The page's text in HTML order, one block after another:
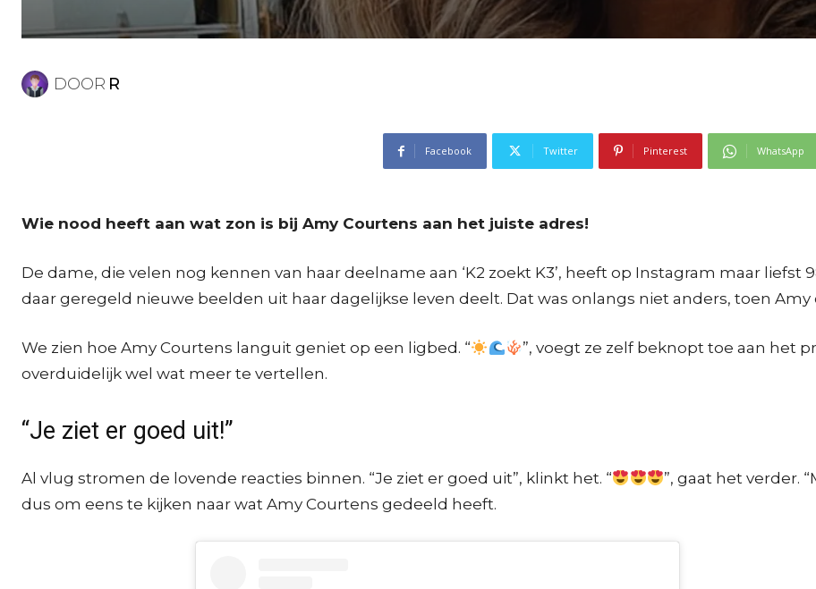
DOOR R
Facebook Twitter Pinterest WhatsApp
Wie nood heeft aan wat zon is bij Amy Courtens aan het juiste adres!
De dame, die velen nog kennen van haar deelname aan ‘K2 zoekt K3’, heeft op Instagram maar liefst
daar geregeld nieuwe beelden uit haar dagelijkse leven deelt. Dat was onlangs niet anders, toen
We zien hoe Amy Courtens languit geniet op een ligbed. “
”, voegt ze zelf beknopt toe aan het
overduidelijk wel wat meer te vertellen.
“Je ziet er goed uit!”
Al vlug stromen de lovende reacties binnen. “Je ziet er goed uit”, klinkt het. “
”, gaat het verder.
dus om eens te kijken naar wat Amy Courtens gedeeld heeft.